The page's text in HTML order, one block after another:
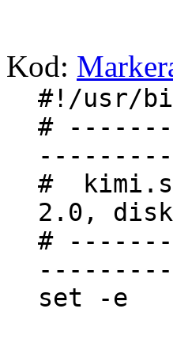
Kod:
#!/usr/
#
# kimi.sh
2.0,
#
set -e